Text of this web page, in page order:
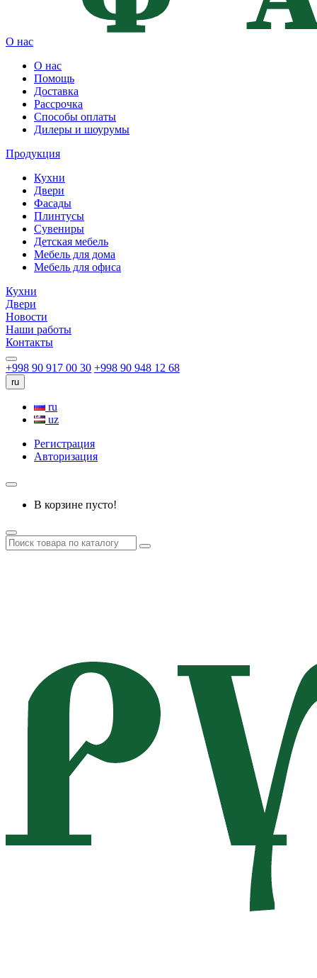
О нас
О нас
Помощь
Доставка
Рассрочка
Способы оплаты
Дилеры и шоурумы
Продукция
Кухни
Двери
Фасады
Плинтусы
Сувениры
Детская мебель
Мебель для дома
Мебель для офиса
Кухни
Двери
Новости
Наши работы
Контакты
+998 90 917 00 30 +998 90 948 12 68
ru
ru
uz
Регистрация
Авторизация
В корзине пусто!